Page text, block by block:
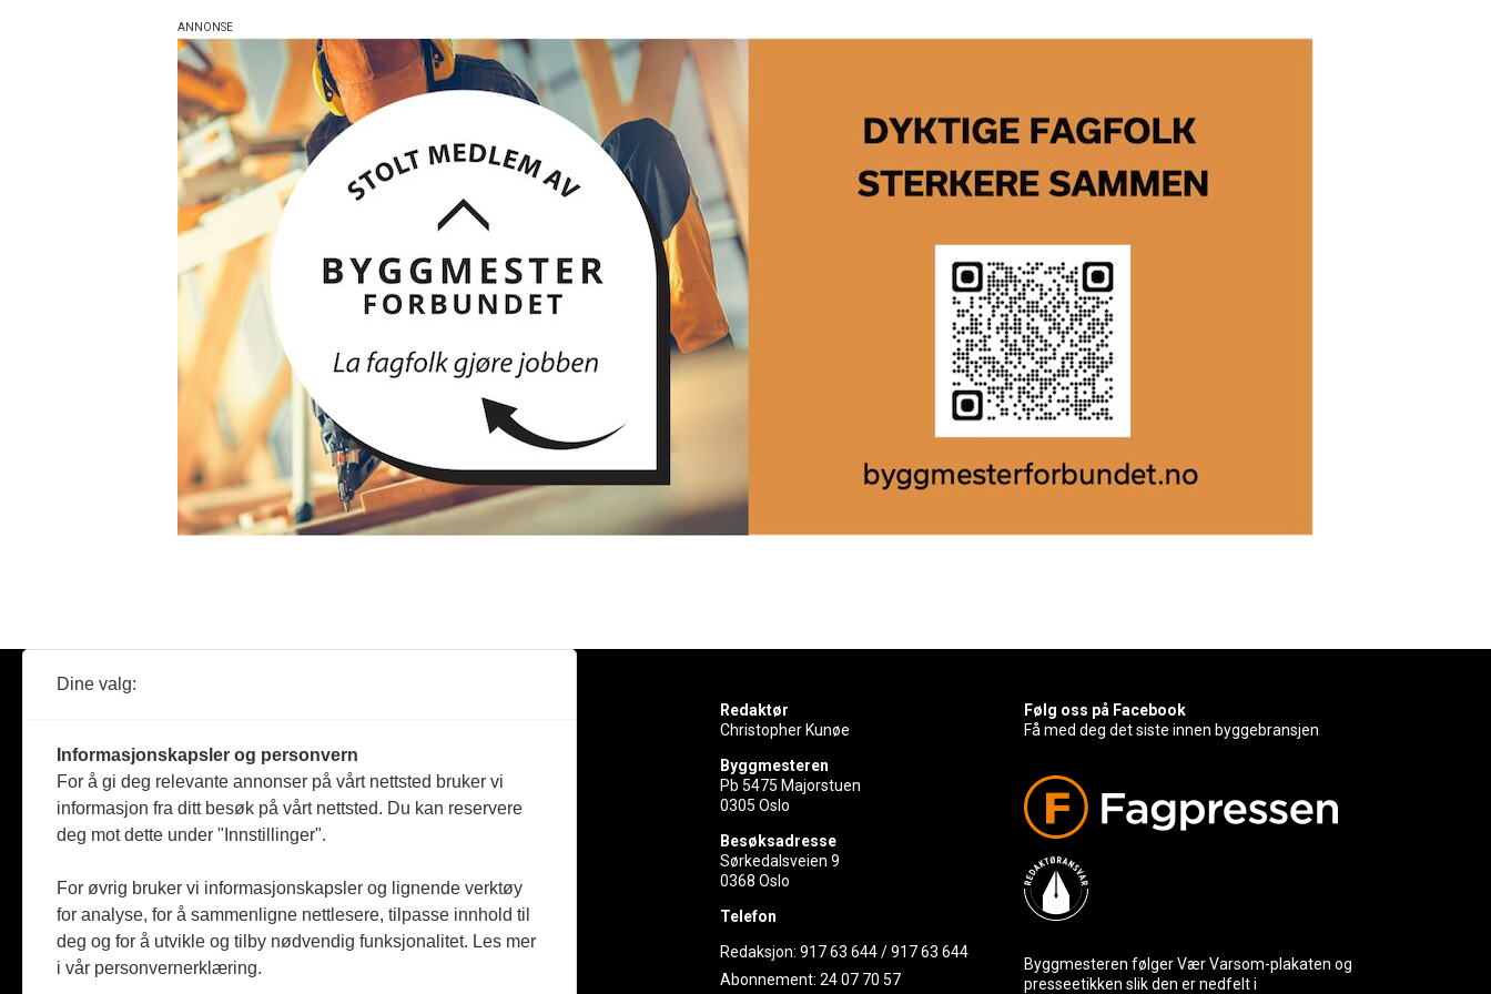
Reportasje
Produkter
Jobbmarked
Redaktør
Christopher Kunøe
Byggmesteren
Pb 5475 Majorstuen
0305 Oslo
Besøksadresse
Sørkedalsveien 9
0368 Oslo
Telefon
Redaksjon:917 63 644/917 63 644
Abonnement:24 07 70 57
Følg oss på Facebook
Få med deg det siste innen byggebransjen
Byggmesteren følger Vær Varsom-plakaten og
presseetikken slik den er nedfelt i
Dine valg:
Informasjonskapsler og personvern
For å gi deg relevante annonser på vårt nettsted bruker vi
informasjon fra ditt besøk på vårt nettsted. Du kan reservere
deg mot dette under "Innstillinger".
For øvrig bruker vi informasjonskapsler og lignende verktøy
for analyse, for å sammenligne nettlesere, tilpasse innhold til
deg og for å utvikle og tilby nødvendig funksjonalitet. Les mer
i vår personvernerklæring.